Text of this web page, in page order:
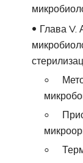
Глава V.